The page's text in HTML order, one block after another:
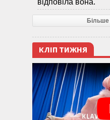
відповіла вона.
Більше
КЛІП ТИЖНЯ